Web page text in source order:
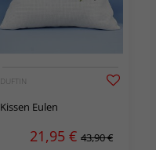
DUFTIN
Kissen Eulen
21,95 € 43,90 €